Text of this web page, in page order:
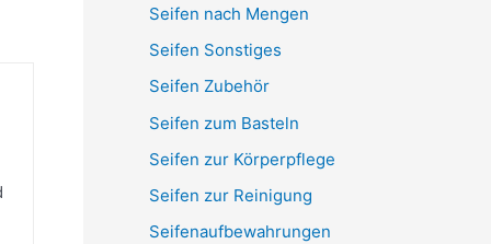
Seifen nach Mengen
Seifen Sonstiges
Seifen Zubehör
Seifen zum Basteln
Seifen zur Körperpflege
Seifen zur Reinigung
Seifenaufbewahrungen